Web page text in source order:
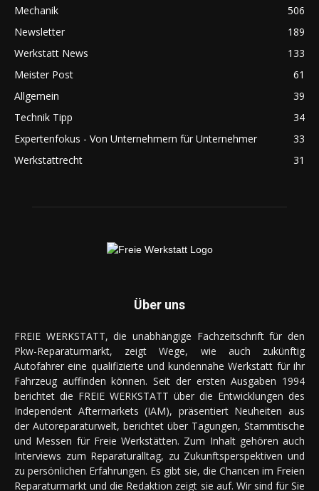
Mechanik
506
Newsletter
189
Werkstatt News
133
Meister Post
61
Allgemein
39
Technik Tipp
34
Expertenfokus - Von Unternehmern für Unternehmer
33
Werkstattrecht
31
Über uns
FREIE WERKSTATT, die unabhängige Fachzeitschrift für den
Pkw-Reparaturmarkt, zeigt Wege, wie auch zukünftig
Autofahrer eine qualifizierte und kundennahe Werkstatt für ihr
Fahrzeug auffinden können. Seit der ersten Ausgaben 1994
berichtet die FREIE WERKSTATT über die Entwicklungen des
Independent Aftermarkets (IAM), präsentiert Neuheiten aus
der Autoreparaturwelt, berichtet über Tagungen, Stammtische
und Messen für Freie Werkstätten. Zum Inhalt gehören auch
Interviews zum Reparaturalltag, zu Zukunftsperspektiven und
zu persönlichen Erfahrungen. Es gibt sie, die Chancen im Freien
Reparaturmarkt und die Redaktion zeigt sie auf. Wir sind für Sie